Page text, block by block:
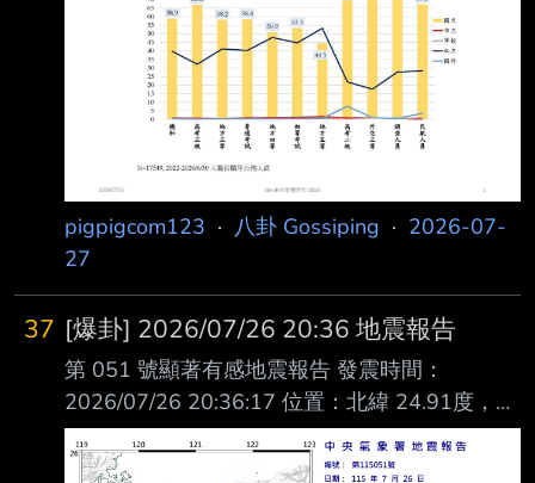
下降，有人開始說，錄取者 素質會變差。 數據
的整體發現是：近3年半新入職者的大學畢業學
校，分布和以前並沒有明顯改變，大 多數仍來
自國立學校，特別是少數幾所傳統國立大學，至
於私立大學畢業生依舊是來自早 期設立的4-5所
傳統大學。 從錄取者的最終端來看，儘管總報
名人數減少，迄今仍無需當作天會塌下來的嚴重
議題，
pigpigcom123 · 八卦 Gossiping · 2026-07-
27
37 [爆卦] 2026/07/26 20:36 地震報告
第 051 號顯著有感地震報告 發震時間：
2026/07/26 20:36:17 位置：北緯 24.91度，東
經 121.8度 即在新北市政府東南東方 35.8 公里
，位於新北市雙溪區 地震深度：95.7公里 芮氏